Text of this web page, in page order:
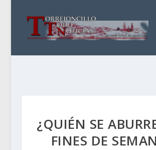
¿QUIÉN SE
FINES DE